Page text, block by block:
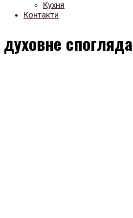
Кухня
Контакти
духовне